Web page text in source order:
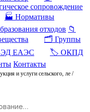
сопровождение
🏭 Нормативы
отходов 📁
🗂️ Группы
ЕАЭС
🏷️ ОКПД
Контакты
и услуги сельского, ле /